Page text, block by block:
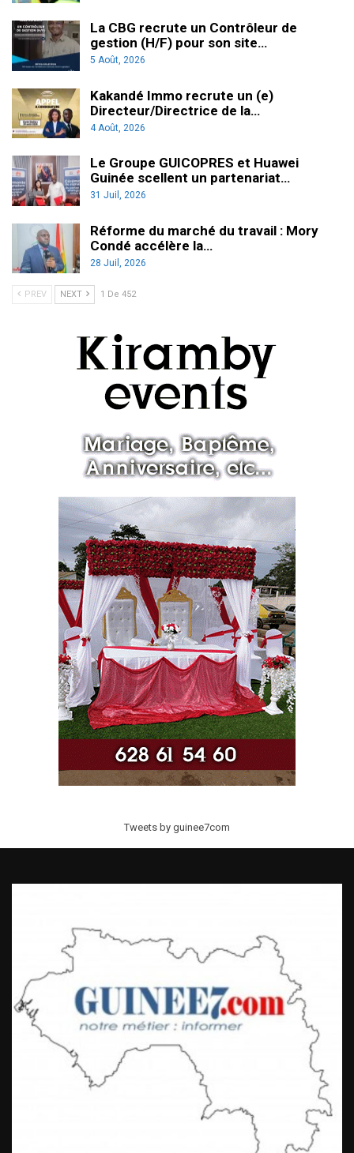
La CBG recrute un Contrôleur de
gestion (H/F) pour son site…
5 Août, 2026
Kakandé Immo recrute un (e)
Directeur/Directrice de la…
4 Août, 2026
Le Groupe GUICOPRES et Huawei
Guinée scellent un partenariat…
31 Juil, 2026
Réforme du marché du travail : Mory
Condé accélère la…
28 Juil, 2026
PREV NEXT 1 De 452
Tweets by guinee7com